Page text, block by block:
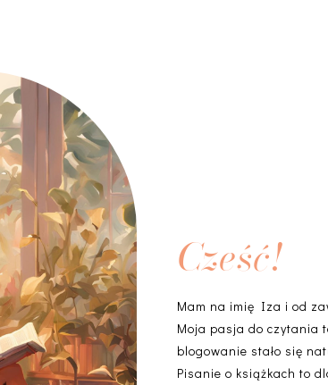
Cześć!
Mam na imię Iza i od
Moja pasja do czytania
blogowanie stało się
Pisanie o książkach to